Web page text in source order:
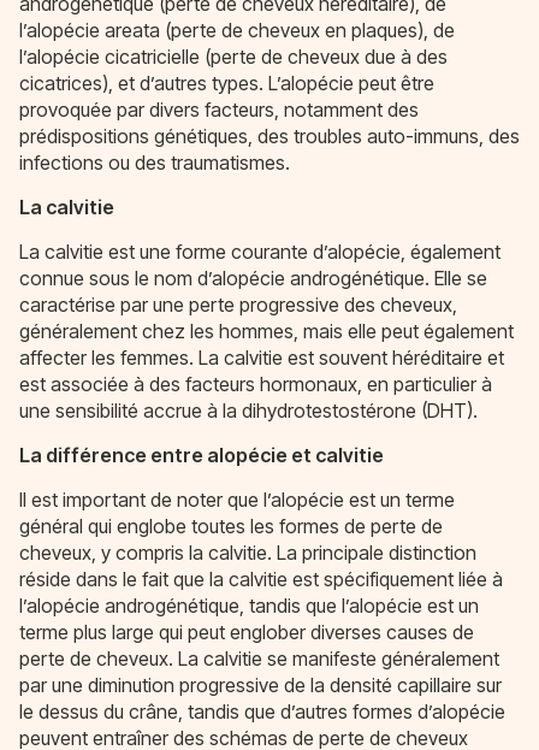
l’alopécie areata (perte de cheveux en plaques), de
l’alopécie cicatricielle (perte de cheveux due à des
cicatrices), et d’autres types. L’alopécie peut être
provoquée par divers facteurs, notamment des
prédispositions génétiques, des troubles auto-immuns, des
infections ou des traumatismes.
La calvitie
La calvitie est une forme courante d’alopécie, également
connue sous le nom d’alopécie androgénétique. Elle se
caractérise par une perte progressive des cheveux,
généralement chez les hommes, mais elle peut également
affecter les femmes. La calvitie est souvent héréditaire et
est associée à des facteurs hormonaux, en particulier à
une sensibilité accrue à la dihydrotestostérone (DHT).
La différence entre alopécie et calvitie
Il est important de noter que l’alopécie est un terme
général qui englobe toutes les formes de perte de
cheveux, y compris la calvitie. La principale distinction
réside dans le fait que la calvitie est spécifiquement liée à
l’alopécie androgénétique, tandis que l’alopécie est un
terme plus large qui peut englober diverses causes de
perte de cheveux. La calvitie se manifeste généralement
par une diminution progressive de la densité capillaire sur
le dessus du crâne, tandis que d’autres formes d’alopécie
peuvent entraîner des schémas de perte de cheveux